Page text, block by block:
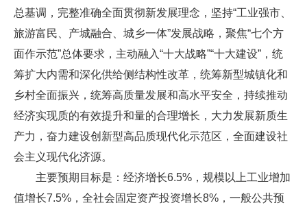
总基调，完整准确全面贯彻新发展理念，坚持“工业强市、
旅游富民、产城融合、城乡一体”发展战略，聚焦“七个方
面作示范”总体要求，主动融入“十大战略”“十大建设”，统
筹扩大内需和深化供给侧结构性改革，统筹新型城镇化和
乡村全面振兴，统筹高质量发展和高水平安全，持续推动
经济实现质的有效提升和量的合理增长，大力发展新质生
产力，奋力建设创新型高品质现代化示范区，全面建设社
会主义现代化济源。
主要预期目标是：经济增长6.5%，规模以上工业增加
值增长7.5%，全社会固定资产投资增长8%，一般公共预